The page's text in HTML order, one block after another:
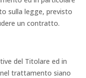
sulla legge, previsto
un contratto.
del Titolare ed in
trattamento siano